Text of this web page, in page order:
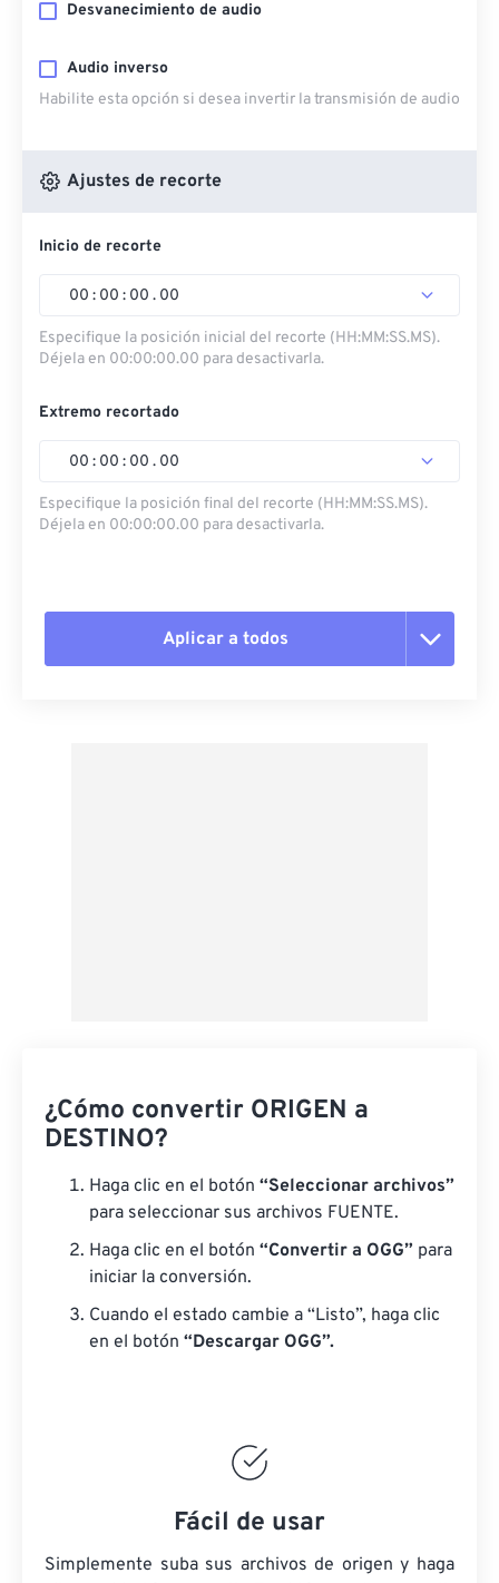
Desvanecimiento de audio
Audio inverso
Habilite esta opción si desea invertir la transmisión de audio
Ajustes de recorte
Inicio de recorte
00 : 00 : 00 . 00
Especifique la posición inicial del recorte (HH:MM:SS.MS).
Déjela en 00:00:00.00 para desactivarla.
Extremo recortado
00 : 00 : 00 . 00
Especifique la posición final del recorte (HH:MM:SS.MS).
Déjela en 00:00:00.00 para desactivarla.
Aplicar a todos
¿Cómo convertir ORIGEN a
DESTINO?
Haga clic en el botón “Seleccionar archivos”
para seleccionar sus archivos FUENTE.
Haga clic en el botón “Convertir a OGG” para
iniciar la conversión.
Cuando el estado cambie a “Listo”, haga clic
en el botón “Descargar OGG”.
Fácil de usar
Simplemente suba sus archivos de origen y haga